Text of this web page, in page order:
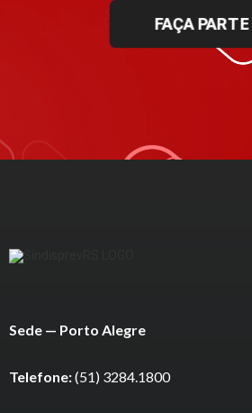
FAÇA PARTE
Sede — Porto Alegre
Telefone:(51) 3284.1800